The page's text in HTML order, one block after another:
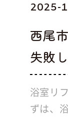
2025-
西尾
失敗
浴室リ
ずは、